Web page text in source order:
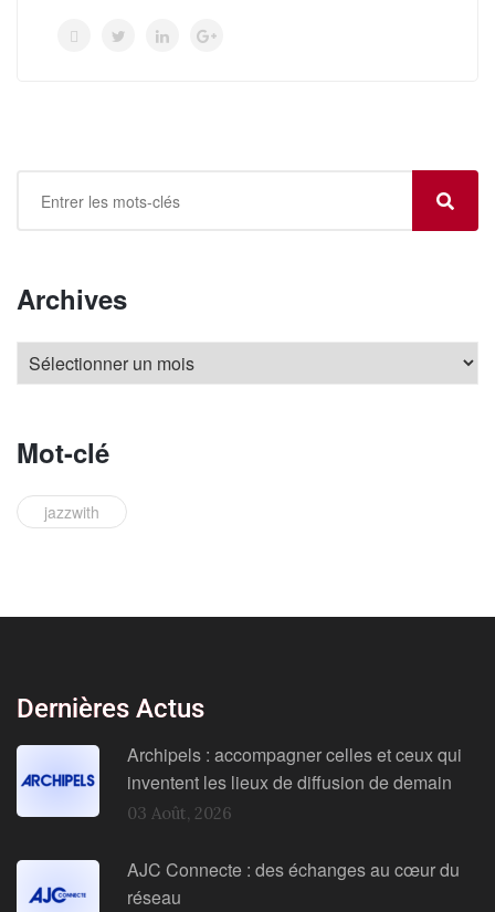
Archives
Mot-clé
jazzwith
Dernières Actus
Archipels : accompagner celles et ceux qui
inventent les lieux de diffusion de demain
03 Août, 2026
AJC Connecte : des échanges au cœur du
réseau